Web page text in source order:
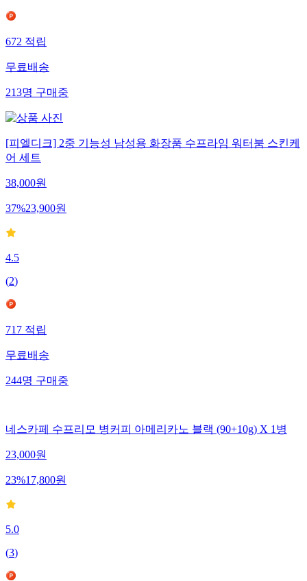
672 적립
무료배송
213명 구매중
[피엘디크] 2중 기능성 남성용 화장품 수프라임 워터붐 스킨케
어 세트
38,000원
37%23,900원
4.5
(2)
717 적립
무료배송
244명 구매중
네스카페 수프리모 병커피 아메리카노 블랙 (90+10g) X 1병
23,000원
23%17,800원
5.0
(3)